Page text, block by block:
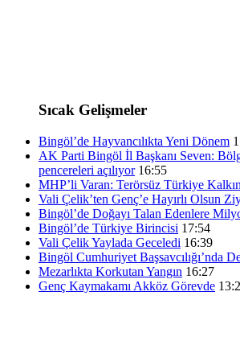
Sıcak Gelişmeler
Bingöl’de Hayvancılıkta Yeni Dönem
AK Parti Bingöl İl Başkanı Seven:
pencereleri açılıyor 16:55
MHP’li Varan: Terörsüz Türkiye
Vali Çelik’ten Genç’e Hayırlı Olsun
Bingöl’de Doğayı Talan Edenlere
Bingöl’de Türkiye Birincisi 17:54
Vali Çelik Yaylada Geceledi 16:39
Bingöl Cumhuriyet Başsavcılığı’nda
Mezarlıkta Korkutan Yangın 16:27
Genç Kaymakamı Akköz Görevde